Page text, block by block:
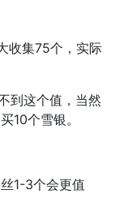
收集75个，实际
到这个值，当然
10个雪银。
1-3个会更值